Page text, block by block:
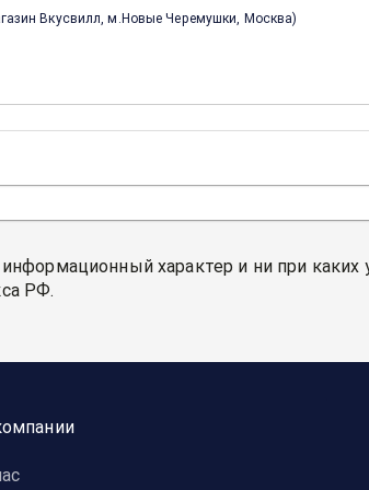
Вкусвилл, м.Новые Черемушки, Москва)
г)
г
г
характер и ни при
РФ.